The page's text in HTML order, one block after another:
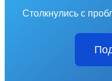
Столкнулись с